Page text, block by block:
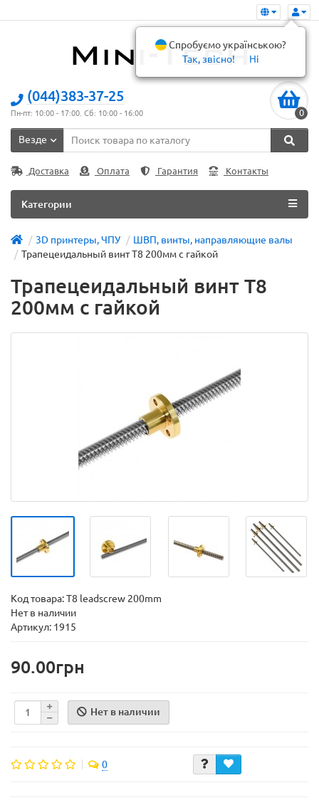
(044)383-37-25
Пн-пт: 10:00 - 17:00. Сб: 10:00 - 16:00 0
Везде
Доставка Оплата Гарантия Контакты
Категории
3D принтеры, ЧПУ
ШВП, винты, направляющие валы
Трапецеидальный винт T8 200мм с гайкой
Трапецеидальный винт T8
200мм с гайкой
Код товара:T8 leadscrew 200mm
Нет в наличии
Артикул: 1915
90.00грн
Нет в наличии
0
Спробуємо українською?
Так, звісно!
Ні